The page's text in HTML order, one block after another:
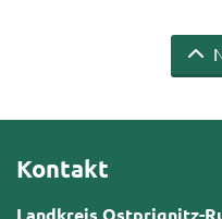
Kontakt
Landkreis Ostprignitz-